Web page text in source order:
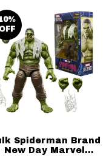
%
OFF
Spiderman Brand
New Day Marvel